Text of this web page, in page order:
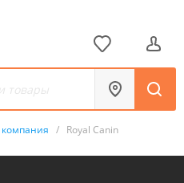
компания / Royal Canin